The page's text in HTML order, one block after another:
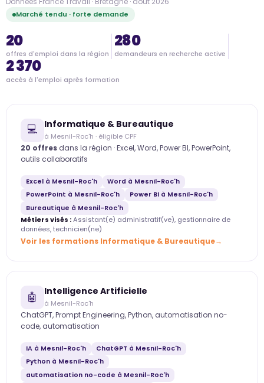
Marché tendu · forte demande
20
offres d'emploi dans la région
280
demandeurs en recherche active
2 370
accès à l'emploi après formation
💻 Informatique & Bureautique
à Mesnil-Roc'h · éligible CPF
20 offres dans la région · Excel, Word, Power BI, PowerPoint,
outils collaboratifs
Excel à Mesnil-Roc'h
Word à Mesnil-Roc'h
PowerPoint à Mesnil-Roc'h
Power BI à Mesnil-Roc'h
Bureautique à Mesnil-Roc'h
Métiers visés :Assistant(e) administratif(ve), gestionnaire de
données, technicien(ne)
Voir les formations Informatique & Bureautique
🤖 Intelligence Artificielle
à Mesnil-Roc'h
ChatGPT, Prompt Engineering, Python, automatisation no-
code, automatisation
IA à Mesnil-Roc'h
ChatGPT à Mesnil-Roc'h
Python à Mesnil-Roc'h
automatisation no-code à Mesnil-Roc'h